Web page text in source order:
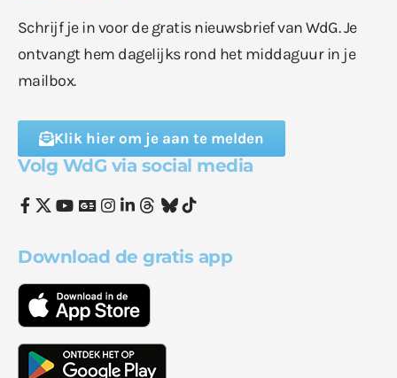
Schrijf je in voor de gratis nieuwsbrief van WdG. Je
ontvangt hem dagelijks rond het middaguur in je
mailbox.
Klik hier om je aan te melden
Volg WdG via social media
Download de gratis app